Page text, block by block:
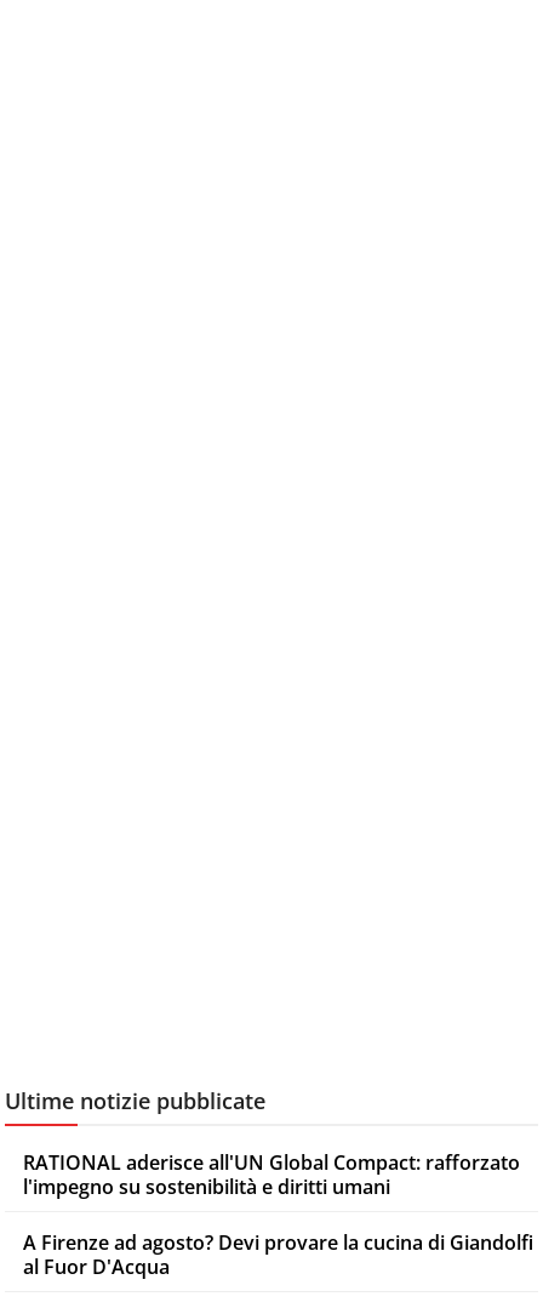
Ultime notizie pubblicate
RATIONAL aderisce all'UN Global Compact: rafforzato
l'impegno su sostenibilità e diritti umani
A Firenze ad agosto? Devi provare la cucina di Giandolfi
al Fuor D'Acqua